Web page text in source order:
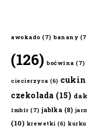
awokado (7) banany
(126) boćwina (7)
ciecierzyca (6)
czekolada (15)
imbir (7) jabłka (8)
(10) krewetki (6)